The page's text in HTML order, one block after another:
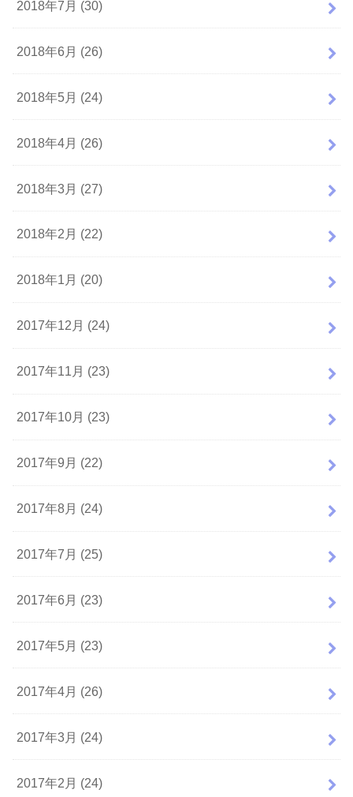
2018年7月 (30)
2018年6月 (26)
2018年5月 (24)
2018年4月 (26)
2018年3月 (27)
2018年2月 (22)
2018年1月 (20)
2017年12月 (24)
2017年11月 (23)
2017年10月 (23)
2017年9月 (22)
2017年8月 (24)
2017年7月 (25)
2017年6月 (23)
2017年5月 (23)
2017年4月 (26)
2017年3月 (24)
2017年2月 (24)